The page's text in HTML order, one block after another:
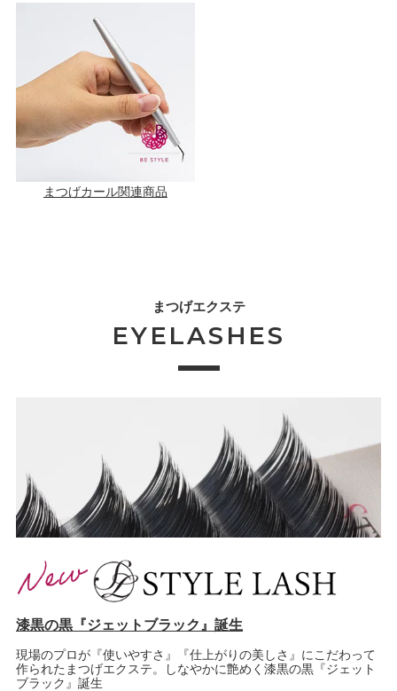
まつげカール関連商品
まつげエクステ
EYELASHES
漆黒の黒『ジェットブラック』誕生
現場のプロが『使いやすさ』『仕上がりの美しさ』にこだわって
作られたまつげエクステ。しなやかに艶めく漆黒の黒『ジェット
ブラック』誕生